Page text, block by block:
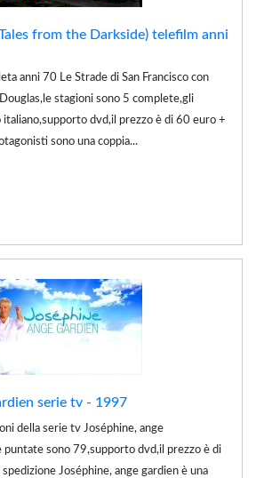
from the Darkside) telefilm anni
anni 70 Le Strade di San Francisco con
stagioni sono 5 complete,gli
dvd,il prezzo è di 60 euro +
sono una coppia...
serie tv - 1997
della serie tv Joséphine, ange
puntate sono 79,supporto dvd,il prezzo è di
Joséphine, ange gardien è una